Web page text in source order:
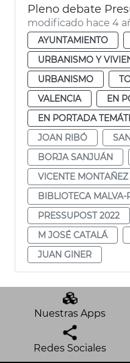
modificado hace 4
AYUNTAMIENTO
URBANISMO Y
URBANISMO
VALENCIA
EN
EN PORTADA
JOAN RIBÓ
BORJA SANJUÁN
VICENTE MONTAÑEZ
BIBLIOTECA MALVA-
PRESSUPOST 2022
M JOSÉ CATALÁ
JUAN GINER
Nuestras Apps
Redes Sociales